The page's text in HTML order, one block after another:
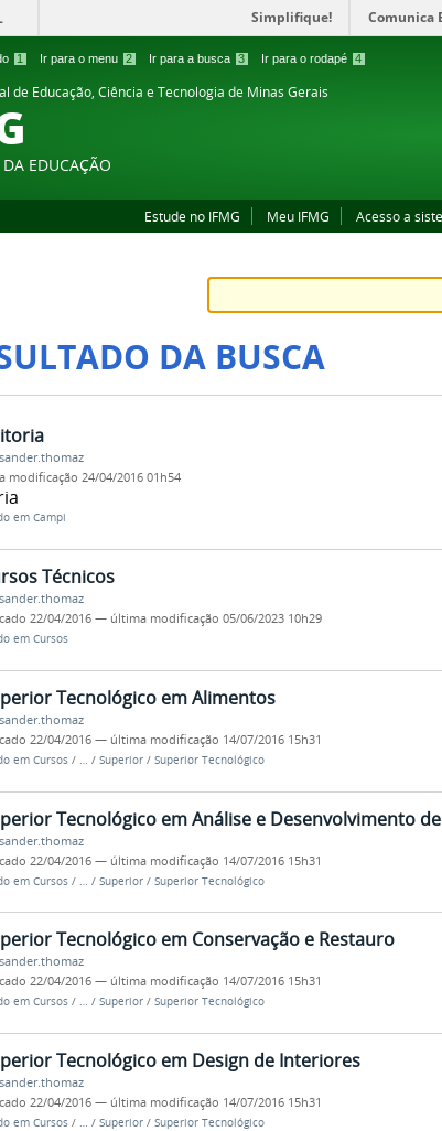
1 Ir para o menu 2 Ir para a busca 3 Ir para o rodapé 4
Simplifique! Comunica
de Educação, Ciência e Tecnologia de Minas Gerais
EDUCAÇÃO
Estude no IFMG Meu IFMG Acesso a
DA BUSCA
modificação 24/04/2016 01h54
em Campi
Técnicos
22/04/2016 — última modificação 05/06/2023 10h29
em Cursos
Tecnológico em Alimentos
22/04/2016 — última modificação 14/07/2016 15h31
em Cursos / … / Superior / Superior Tecnológico
Tecnológico em Análise e Desenvolvimento
22/04/2016 — última modificação 14/07/2016 15h31
em Cursos / / Superior / Superior Tecnológico
Tecnológico em Conservação e Restauro
22/04/2016 — última modificação 14/07/2016 15h31
em Cursos / … / Superior / Superior Tecnológico
Tecnológico em Design de Interiores
22/04/2016 — última modificação 14/07/2016 15h31
em Cursos / … / Superior / Superior Tecnológico